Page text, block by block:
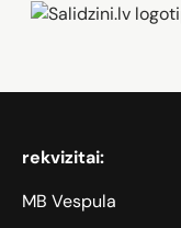
rekvizitai:
MB Vespula